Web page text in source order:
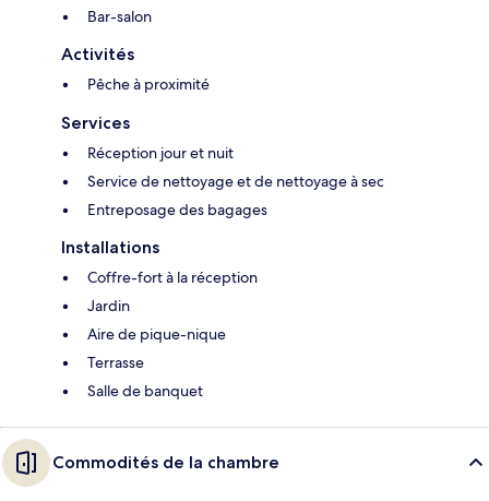
Bar-salon
Activités
Pêche à proximité
Services
Réception jour et nuit
Service de nettoyage et de nettoyage à sec
Entreposage des bagages
Installations
Coffre-fort à la réception
Jardin
Aire de pique-nique
Terrasse
Salle de banquet
Commodités de la chambre